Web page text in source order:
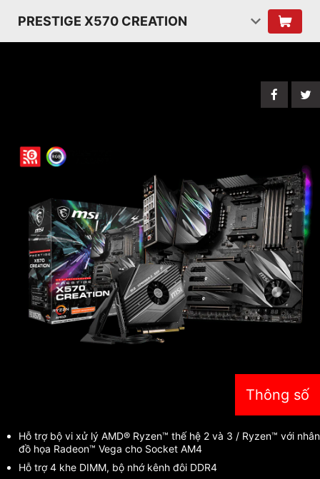
PRESTIGE X570 CREATION
Thông số
Hỗ trợ bộ vi xử lý AMD® Ryzen™ thế hệ 2 và 3 / Ryzen™ với nhân
đồ họa Radeon™ Vega cho Socket AM4
Hỗ trợ 4 khe DIMM, bộ nhớ kênh đôi DDR4